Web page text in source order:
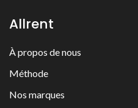
Allrent
À propos de nous
Méthode
Nos marques